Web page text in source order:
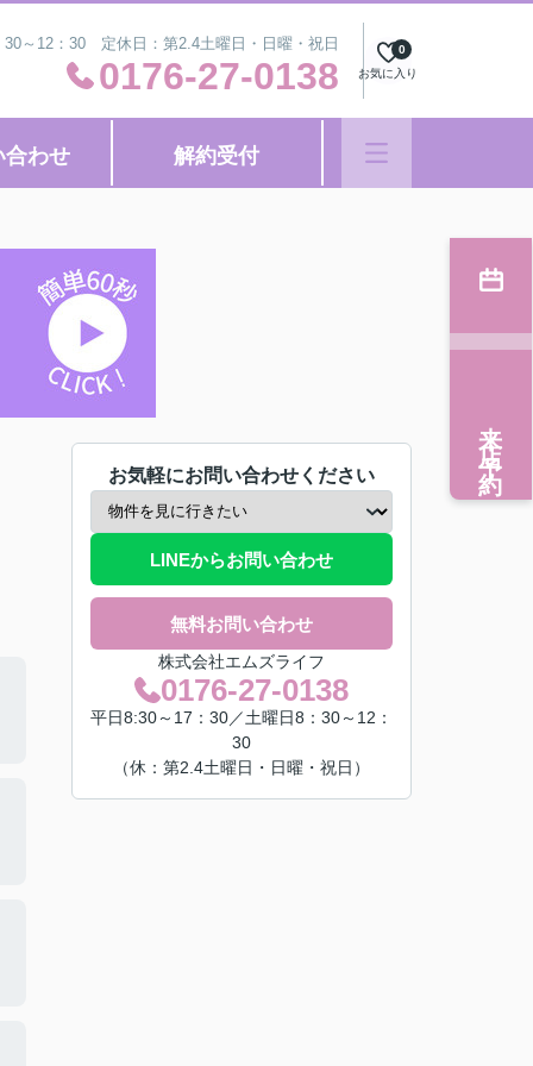
～12：30 定休日：第2.4土曜日・日曜・祝日
0176-27-0138 お気に入り
0
合わせ 解約受付
お気軽にお問い合わせください
LINEからお問い合わせ
無料お問い合わせ
株式会社エムズライフ
0176-27-0138
平日8:30～17：30／土曜日8：30～12：
30
（休：第2.4土曜日・日曜・祝日）
来店予約